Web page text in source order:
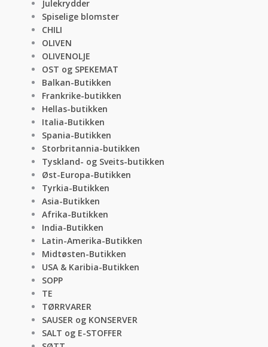
Julekrydder
Spiselige blomster
CHILI
OLIVEN
OLIVENOLJE
OST og SPEKEMAT
Balkan-Butikken
Frankrike-butikken
Hellas-butikken
Italia-Butikken
Spania-Butikken
Storbritannia-butikken
Tyskland- og Sveits-butikken
Øst-Europa-Butikken
Tyrkia-Butikken
Asia-Butikken
Afrika-Butikken
India-Butikken
Latin-Amerika-Butikken
Midtøsten-Butikken
USA & Karibia-Butikken
SOPP
TE
TØRRVARER
SAUSER og KONSERVER
SALT og E-STOFFER